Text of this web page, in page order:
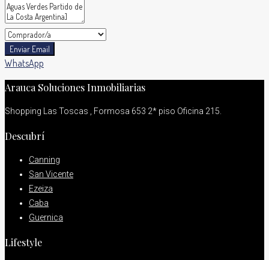
Enviar Email
WhatsApp
Arauca Soluciones Inmobiliarias
Shopping Las Toscas , Formosa 653 2* piso Oficina 215.
Descubrí
Canning
San Vicente
Ezeiza
Caba
Guernica
Lifestyle